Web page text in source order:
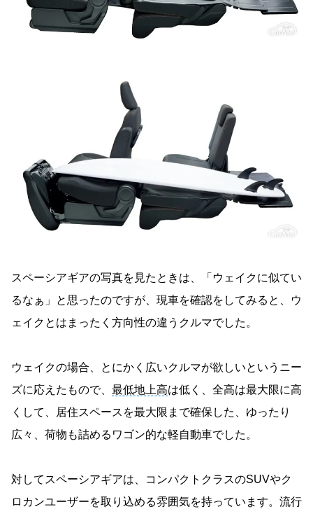
スペーシアギアの写真を見たときは、「ウェイクに似てい
るなぁ」と思ったのですが、現車を確認をしてみると、ウ
ェイクとはまったく方向性の違うクルマでした。
ウェイクの場合、とにかく広いクルマが欲しいというニー
ズに応えたもので、 最低地上高は低く、全高は最大限に高
くして、居住スペースを最大限まで確保した、ゆったり
広々、荷物も詰めるワゴン的な軽自動車でした。
対してスペーシアギアは、コンパクトクラスのSUVやク
ロカンユーザーを取り込める雰囲気を持っています。流行